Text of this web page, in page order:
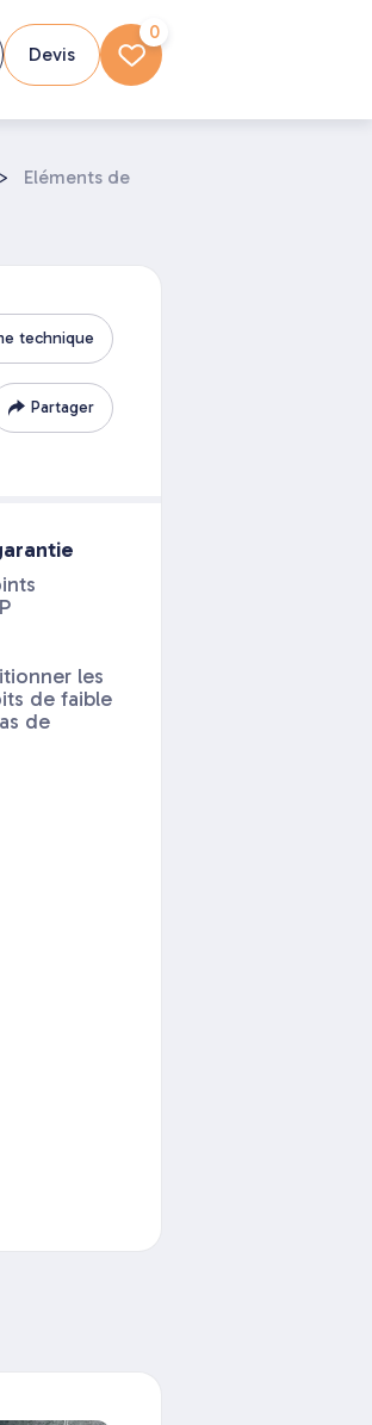
Devis
0
>
Eléments de
technique
Partager
les
de faible
de